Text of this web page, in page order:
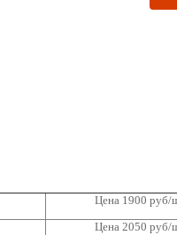
Цена 1900 руб/
Цена 2050 руб/